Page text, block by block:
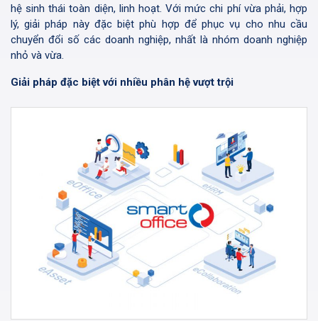
hệ sinh thái toàn diện, linh hoạt. Với mức chi phí vừa phải, hợp
lý, giải pháp này đặc biệt phù hợp để phục vụ cho nhu cầu
chuyển đổi số các doanh nghiệp, nhất là nhóm doanh nghiệp
nhỏ và vừa.
Giải pháp đặc biệt với nhiều phân hệ vượt trội